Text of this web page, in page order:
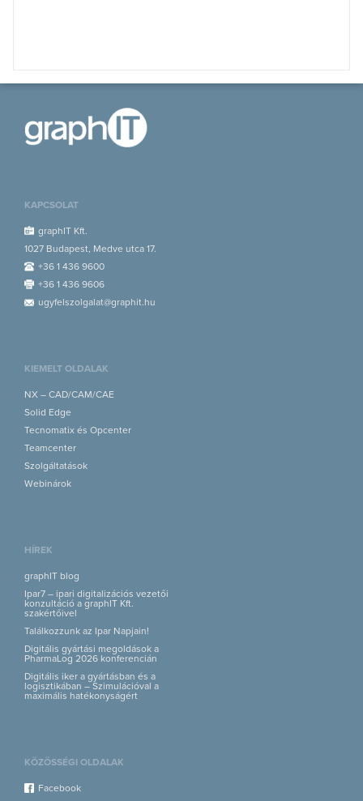
KAPCSOLAT
graphIT Kft.
1027 Budapest, Medve utca 17.
+36 1 436 9600
+36 1 436 9606
ugyfelszolgalat@graphit.hu
KIEMELT OLDALAK
NX – CAD/CAM/CAE
Solid Edge
Tecnomatix és Opcenter
Teamcenter
Szolgáltatások
Webinárok
HÍREK
graphIT blog
Ipar7 – ipari digitalizációs vezetői
konzultáció a graphIT Kft.
szakértőivel
Találkozzunk az Ipar Napjain!
Digitális gyártási megoldások a
PharmaLog 2026 konferencián
Digitális iker a gyártásban és a
logisztikában – Szimulációval a
maximális hatékonyságért
KÖZÖSSÉGI OLDALAK
Facebook